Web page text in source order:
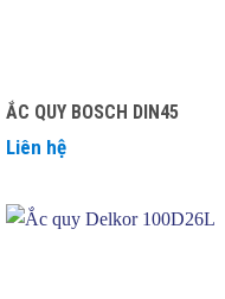
ẮC QUY BOSCH DIN45
Liên hệ